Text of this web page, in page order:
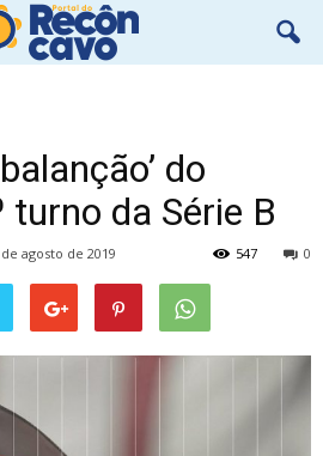
do
da Série B
agosto de 2019 0
547